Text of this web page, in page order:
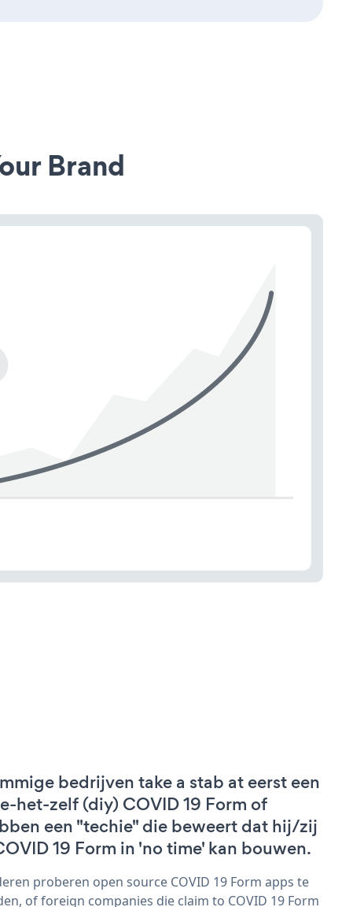
Brand
bedrijven take a stab at eerst een
het-zelf (diy) COVID 19 Form of
een "techie" die beweert dat hij/zij
19 Form in 'no time' kan bouwen.
proberen open source COVID 19 Form apps te
of foreign companies die claim to COVID 19 Form